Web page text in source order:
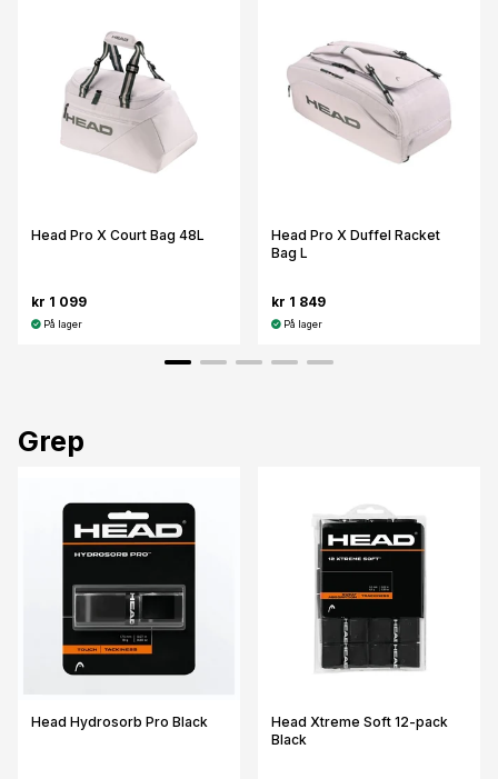
Head Pro X Court Bag 48L
kr 1 099
På lager
Head Pro X Duffel Racket
Bag L
kr 1 849
På lager
Grep
Head Hydrosorb Pro Black
Head Xtreme Soft 12-pack
Black